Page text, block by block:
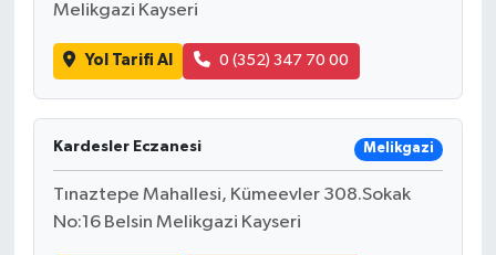
Melikgazi Kayseri
Yol Tarifi Al 0 (352) 347 70 00
Kardesler Eczanesi Melikgazi
Tınaztepe Mahallesi, Kümeevler 308.Sokak
No:16 Belsin Melikgazi Kayseri